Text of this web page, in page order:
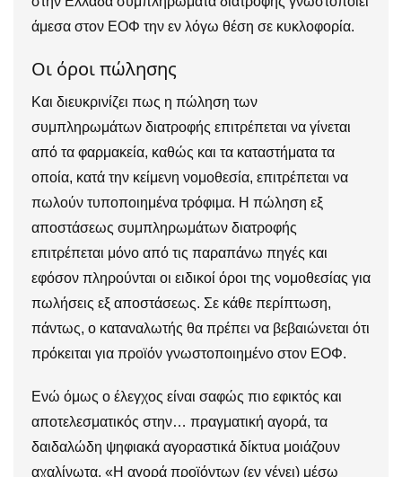
άμεσα στον ΕΟΦ την εν λόγω θέση σε κυκλοφορία.
Οι όροι πώλησης
Και διευκρινίζει πως η πώληση των
συμπληρωμάτων διατροφής επιτρέπεται να γίνεται
από τα φαρμακεία, καθώς και τα καταστήματα τα
οποία, κατά την κείμενη νομοθεσία, επιτρέπεται να
πωλούν τυποποιημένα τρόφιμα. Η πώληση εξ
αποστάσεως συμπληρωμάτων διατροφής
επιτρέπεται μόνο από τις παραπάνω πηγές και
εφόσον πληρούνται οι ειδικοί όροι της νομοθεσίας για
πωλήσεις εξ αποστάσεως. Σε κάθε περίπτωση,
πάντως, ο καταναλωτής θα πρέπει να βεβαιώνεται ότι
πρόκειται για προϊόν γνωστοποιημένο στον ΕΟΦ.
Ενώ όμως ο έλεγχος είναι σαφώς πιο εφικτός και
αποτελεσματικός στην… πραγματική αγορά, τα
δαιδαλώδη ψηφιακά αγοραστικά δίκτυα μοιάζουν
αχαλίνωτα. «Η αγορά προϊόντων (εν γένει) μέσω